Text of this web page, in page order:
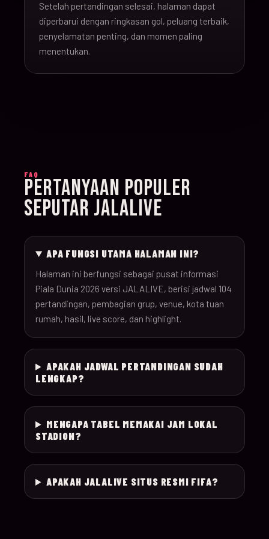
019
16-Jun-
26
20:00 Argentina v Algeria
020 21:00 Austria v Jordan
26
023
17-Jun-
12:00
17-Jun-
26
18-Jun-
26
12:00
18-Jun-
26
Switzerland v
Herzegovina
027
18-Jun-
15:00 Canada v Qatar
028
26
19:00 Mexico v South
029 21:00 Brazil v Haiti
Setelah pertandingan selesai, halaman dapat
diperbarui dengan ringkasan gol, peluang terbaik,
penyelamatan penting, dan momen paling
menentukan.
FAQ
PERTANYAAN POPULER
SEPUTAR JALALIVE
APA FUNGSI UTAMA HALAMAN INI?
Halaman ini berfungsi sebagai pusat informasi
Piala Dunia 2026 versi JALALIVE, berisi jadwal 104
pertandingan, pembagian grup, venue, kota tuan
rumah, hasil, live score, dan highlight.
APAKAH JADWAL PERTANDINGAN SUDAH
LENGKAP?
MENGAPA TABEL MEMAKAI JAM LOKAL
STADION?
APAKAH JALALIVE SITUS RESMI FIFA?